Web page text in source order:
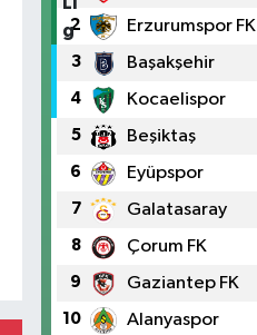
2 Erzurumspor FK
3 Başakşehir
4 Kocaelispor
5 Beşiktaş
6 Eyüpspor
7 Galatasaray
8 Çorum FK
9 Gaziantep FK
10 Alanyaspor